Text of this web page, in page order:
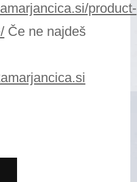
product-
Če ne najdeš